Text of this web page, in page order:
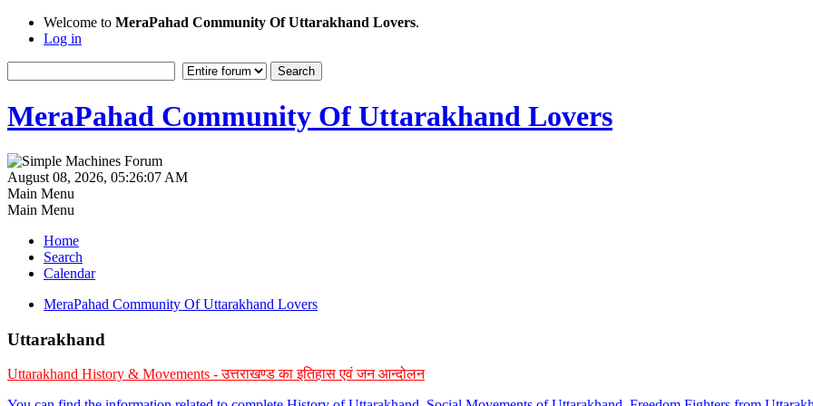
Welcome to MeraPahad Community Of Uttarakhand Lovers.
Log in
MeraPahad Community Of Uttarakhand Lovers
August 08, 2026, 05:26:07 AM
Main Menu
Main Menu
Home
Search
Calendar
MeraPahad Community Of Uttarakhand Lovers
Uttarakhand
Uttarakhand History & Movements - उत्तराखण्ड का इतिहास एवं जन आन्दोलन